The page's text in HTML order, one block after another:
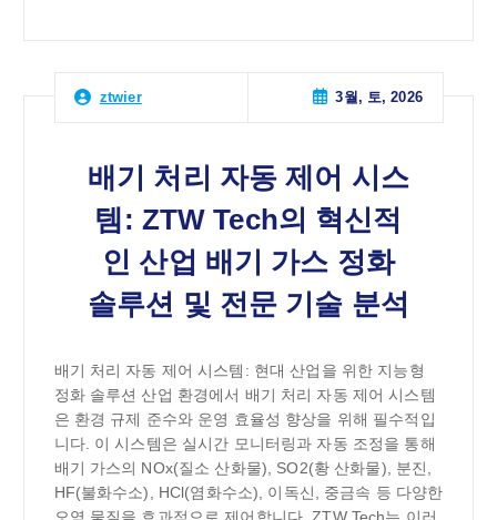
ztwier 3월, 토, 2026
배기 처리 자동 제어 시스
템: ZTW Tech의 혁신적
인 산업 배기 가스 정화
솔루션 및 전문 기술 분석
배기 처리 자동 제어 시스템: 현대 산업을 위한 지능형
정화 솔루션 산업 환경에서 배기 처리 자동 제어 시스템
은 환경 규제 준수와 운영 효율성 향상을 위해 필수적입
니다. 이 시스템은 실시간 모니터링과 자동 조정을 통해
배기 가스의 NOx(질소 산화물), SO2(황 산화물), 분진,
HF(불화수소), HCl(염화수소), 이독신, 중금속 등 다양한